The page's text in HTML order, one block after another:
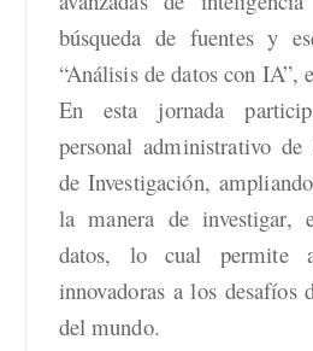
búsqueda de fuentes y
“Análisis de datos con IA”,
En esta jornada
personal administrativo
de Investigación,
la manera de investigar,
datos, lo cual permite
innovadoras a los desafíos
del mundo.